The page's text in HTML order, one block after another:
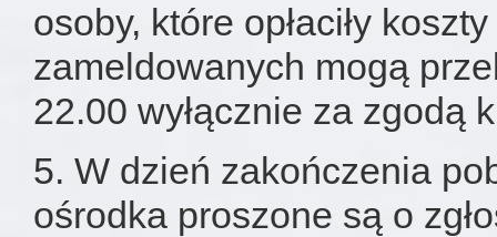
osoby, które opłaciły
zameldowanych mogą
22.00 wyłącznie za zgodą
5. W dzień zakończenia
ośrodka proszone są o